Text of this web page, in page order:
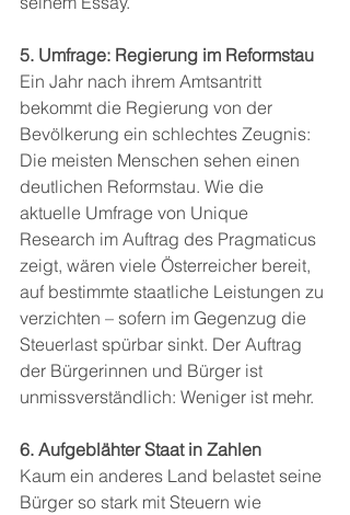
5. Umfrage: Regierung im Reformstau
Ein Jahr nach ihrem Amtsantritt
bekommt die Regierung von der
Bevölkerung ein schlechtes Zeugnis:
Die meisten Menschen sehen einen
deutlichen Reformstau. Wie die
aktuelle Umfrage von Unique
Research im Auftrag des Pragmaticus
zeigt, wären viele Österreicher bereit,
auf bestimmte staatliche Leistungen zu
verzichten – sofern im Gegenzug die
Steuerlast spürbar sinkt. Der Auftrag
der Bürgerinnen und Bürger ist
unmissverständlich: Weniger ist mehr.
6. Aufgeblähter Staat in Zahlen
Kaum ein anderes Land belastet seine
Bürger so stark mit Steuern wie